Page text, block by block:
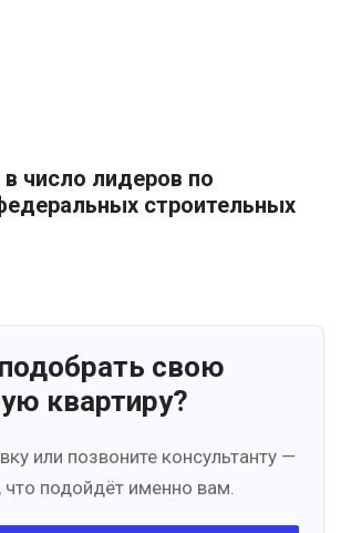
число лидеров по
строительных
свою
квартиру?
или позвоните консультанту —
что подойдёт именно вам.